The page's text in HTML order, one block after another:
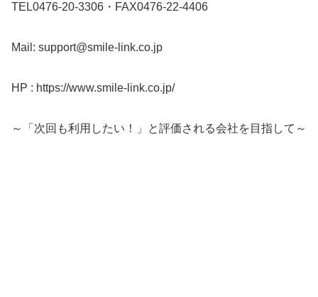
TEL0476-20-3306・FAX0476-22-4406
Mail: support@smile-link.co.jp
HP : https://www.smile-link.co.jp/
～「次回も利用したい！」と評価される会社を目指して～